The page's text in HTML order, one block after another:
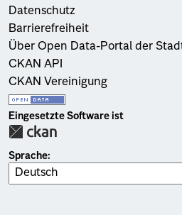
Datenschutz
Barrierefreiheit
Über Open Data-Portal der
CKAN API
CKAN Vereinigung
Eingesetzte Software ist
Sprache